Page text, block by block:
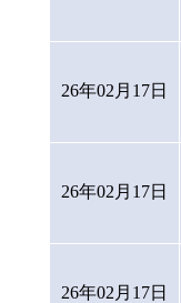
26年02月17日
26年02月17日
26年02月17日